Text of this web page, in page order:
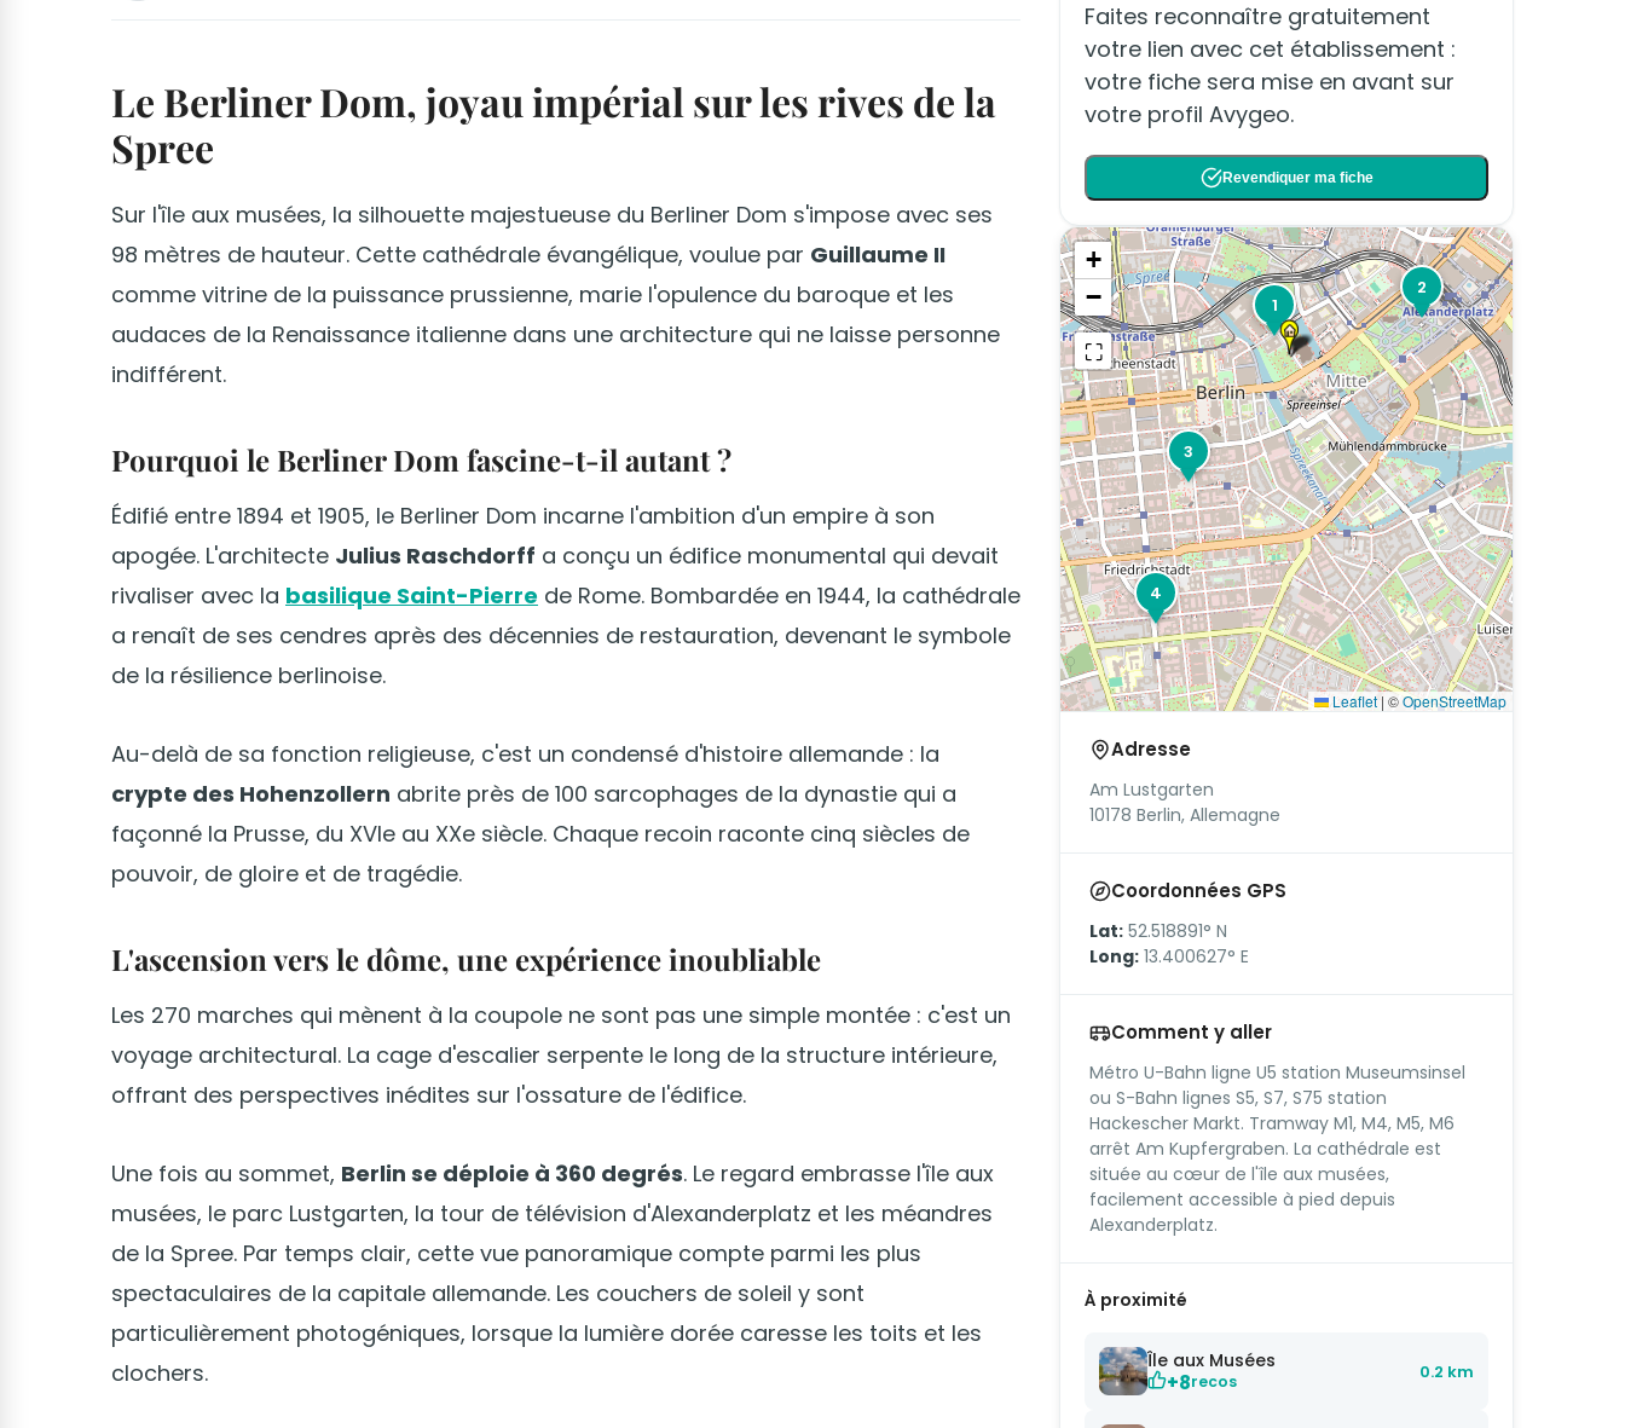
Le Berliner Dom, joyau impérial sur les rives de la
Spree
Sur l'île aux musées, la silhouette majestueuse du Berliner Dom s'impose avec ses
98 mètres de hauteur. Cette cathédrale évangélique, voulue par Guillaume II
comme vitrine de la puissance prussienne, marie l'opulence du baroque et les
audaces de la Renaissance italienne dans une architecture qui ne laisse personne
indifférent.
Pourquoi le Berliner Dom fascine-t-il autant ?
Édifié entre 1894 et 1905, le Berliner Dom incarne l'ambition d'un empire à son
apogée. L'architecte Julius Raschdorff a conçu un édifice monumental qui devait
rivaliser avec la basilique Saint-Pierre de Rome. Bombardée en 1944, la cathédrale
a renaît de ses cendres après des décennies de restauration, devenant le symbole
de la résilience berlinoise.
Au-delà de sa fonction religieuse, c'est un condensé d'histoire allemande : la
crypte des Hohenzollern abrite près de 100 sarcophages de la dynastie qui a
façonné la Prusse, du XVIe au XXe siècle. Chaque recoin raconte cinq siècles de
pouvoir, de gloire et de tragédie.
L'ascension vers le dôme, une expérience inoubliable
Les 270 marches qui mènent à la coupole ne sont pas une simple montée : c'est un
voyage architectural. La cage d'escalier serpente le long de la structure intérieure,
offrant des perspectives inédites sur l'ossature de l'édifice.
Une fois au sommet, Berlin se déploie à 360 degrés. Le regard embrasse l'île aux
musées, le parc Lustgarten, la tour de télévision d'Alexanderplatz et les méandres
de la Spree. Par temps clair, cette vue panoramique compte parmi les plus
spectaculaires de la capitale allemande. Les couchers de soleil y sont
particulièrement photogéniques, lorsque la lumière dorée caresse les toits et les
clochers.
Faites reconnaître gratuitement
votre lien avec cet établissement :
votre fiche sera mise en avant sur
votre profil Avygeo.
Revendiquer ma fiche
1
2
3
4
+
−
⛶
Leaflet | ©OpenStreetMap
Adresse
Am Lustgarten
10178 Berlin, Allemagne
Coordonnées GPS
Lat: 52.518891° N
Long: 13.400627° E
Comment y aller
Métro U-Bahn ligne U5 station Museumsinsel
ou S-Bahn lignes S5, S7, S75 station
Hackescher Markt. Tramway M1, M4, M5, M6
arrêt Am Kupfergraben. La cathédrale est
située au cœur de l'île aux musées,
facilement accessible à pied depuis
Alexanderplatz.
À proximité
Île aux Musées
+8recos 0.2 km